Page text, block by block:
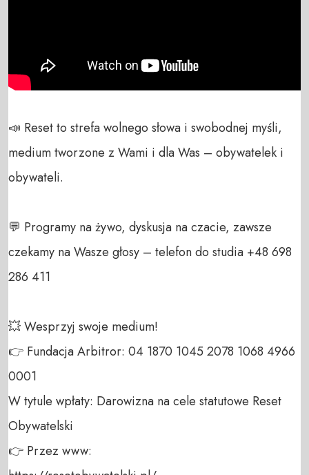
📣 Reset to strefa wolnego słowa i swobodnej myśli,
medium tworzone z Wami i dla Was – obywatelek i
obywateli.
💬 Programy na żywo, dyskusja na czacie, zawsze
czekamy na Wasze głosy – telefon do studia +48 698
286 411
💥 Wesprzyj swoje medium!
👉 Fundacja Arbitror: 04 1870 1045 2078 1068 4966
0001
W tytule wpłaty: Darowizna na cele statutowe Reset
Obywatelski
👉 Przez www: